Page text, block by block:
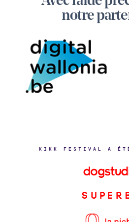
notre
KIKK FESTIVAL A